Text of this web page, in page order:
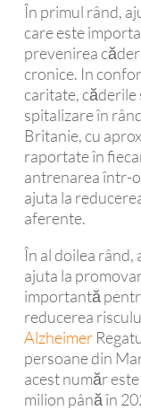
În primul rând,
care este
prevenirea
cronice. In
caritate, căderile
spitalizare în
Britanie, cu
raportate în
antrenarea într-
ajuta la
aferente.
În al doilea
ajuta la
importantă
reducerea
Alzheimer
persoane din
acest număr
milion până în